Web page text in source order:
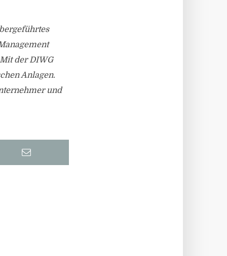
der DIWG
Anlagen.
und